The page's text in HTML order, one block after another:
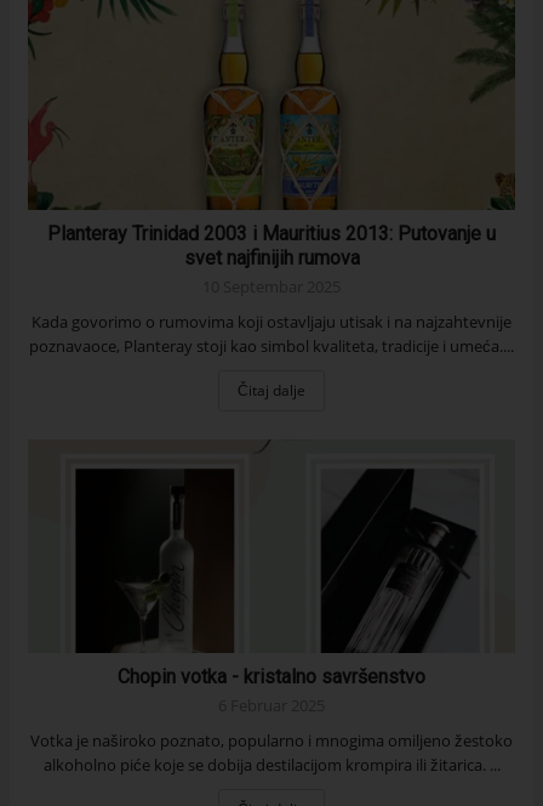
Planteray Trinidad 2003 i Mauritius 2013: Putovanje u
svet najfinijih rumova
Kada govorimo o rumovima koji ostavljaju utisak i na najzahtevnije
poznavaoce, Planteray stoji kao simbol kvaliteta, tradicije i umeća....
Čitaj dalje
Chopin votka - kristalno savršenstvo
Votka je naširoko poznato, popularno i mnogima omiljeno žestoko
alkoholno piće koje se dobija destilacijom krompira ili žitarica. ...